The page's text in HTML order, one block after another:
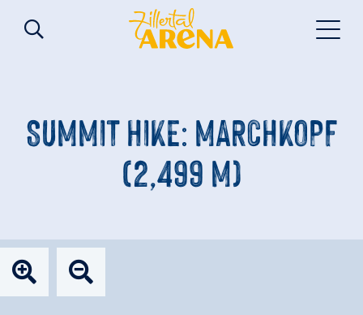
SUMMIT HIKE: MARCHKOPF
(2,499 M)